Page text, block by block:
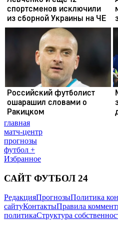
главная
матч-центр
прогнозы
футбол +
Избранное
САЙТ ФУТБОЛ 24
РедакцияПрогнозыПолитика
сайтуКонтактыПравила
политикаСтруктура